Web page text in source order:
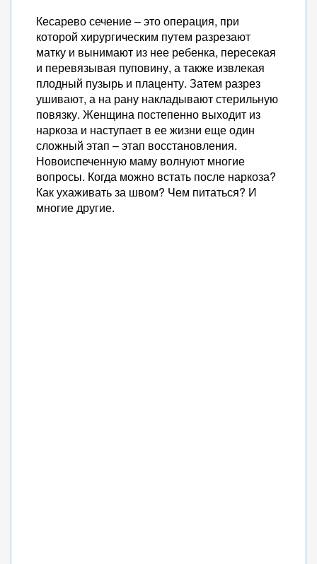
Кесарево сечение – это операция, при
которой хирургическим путем разрезают
матку и вынимают из нее ребенка, пересекая
и перевязывая пуповину, а также извлекая
плодный пузырь и плаценту. Затем разрез
ушивают, а на рану накладывают стерильную
повязку. Женщина постепенно выходит из
наркоза и наступает в ее жизни еще один
сложный этап – этап восстановления.
Новоиспеченную маму волнуют многие
вопросы. Когда можно встать после наркоза?
Как ухаживать за швом? Чем питаться? И
многие другие.